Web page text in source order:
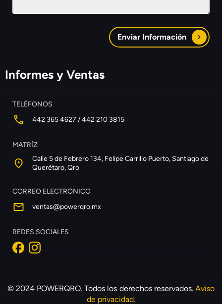
Enviar Información
Informes y Ventas
TELÉFONOS
442 365 4627 / 442 210 3815
MATRÍZ
Calle 5 de Febrero 134, Felipe Carrillo Puerto, Santiago de
Querétaro, Qro
CORREO ELECTRÓNICO
ventas@powerqro.mx
REDES SOCIALES
© 2024 POWERQRO. Todos los derechos reservados.Aviso
de privacidad.